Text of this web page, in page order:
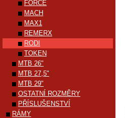
FORCE
MACH
MAX1
REMERX
RODI
TOKEN
MTB 26"
MTB 27,5"
MTB 29"
OSTATNÍ ROZMĚRY
PŘÍSLUŠENSTVÍ
RÁMY